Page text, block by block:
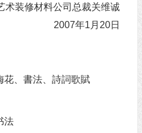
术装修材料公司总裁关维诚
2007年1月20日
花、書法、詩詞歌賦
法